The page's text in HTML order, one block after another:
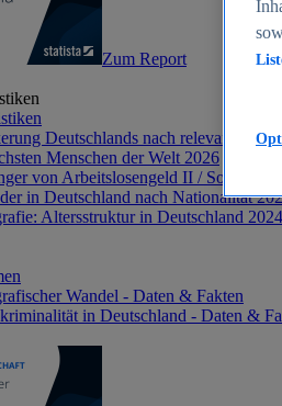
Zum Report
Deutschlands nach relevanten
Menschen der Welt 2026
von Arbeitslosengeld II /
in Deutschland nach Nationalität
Altersstruktur in Deutschland 2024
Wandel - Daten & Fakten
in Deutschland - Daten &